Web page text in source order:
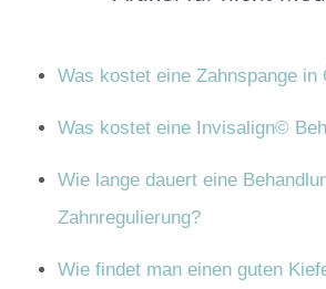
Was kostet eine Zahnspange in
Was kostet eine Invisalign©
Wie lange dauert eine
Zahnregulierung?
Wie findet man einen guten